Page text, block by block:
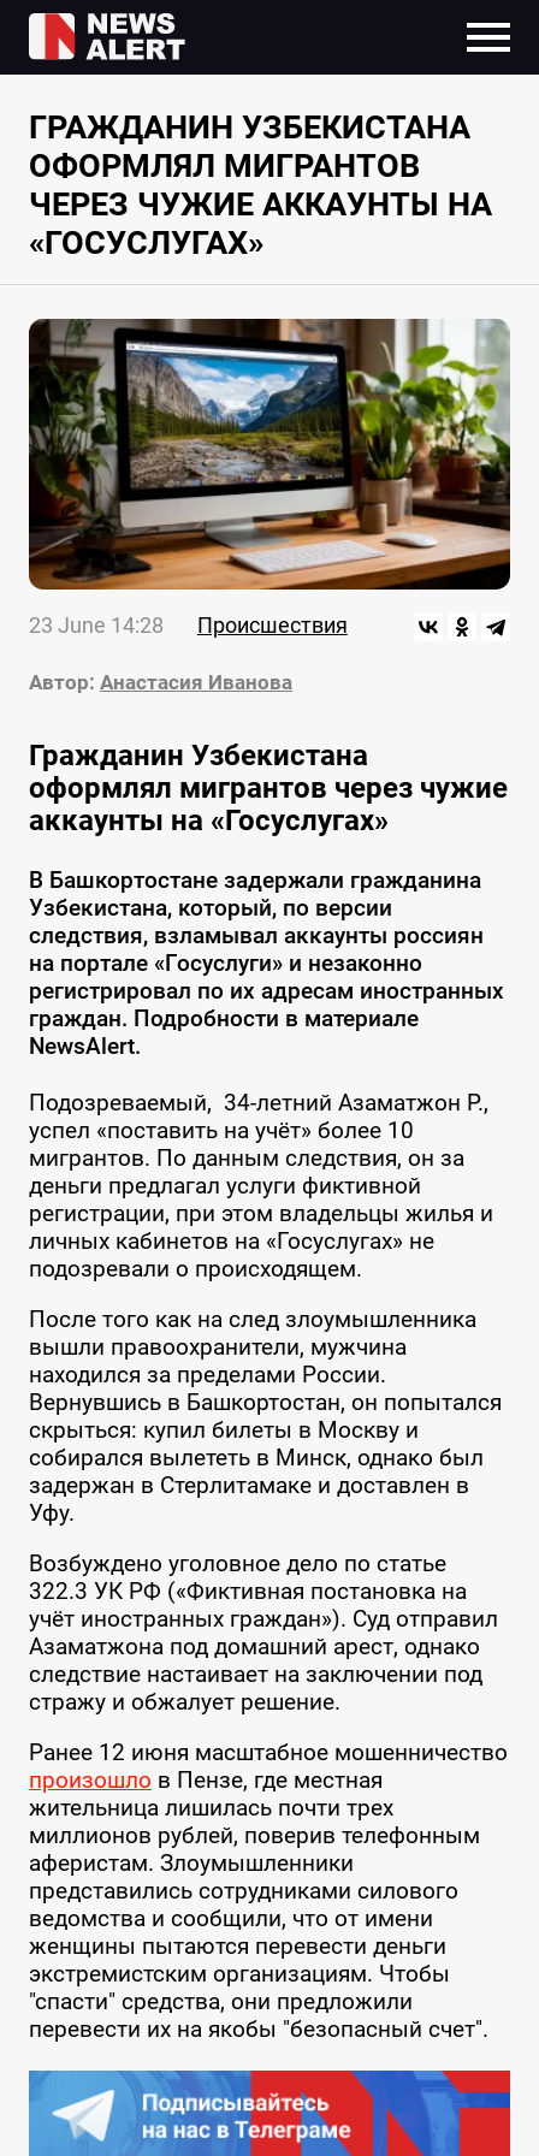
ГРАЖДАНИН УЗБЕКИСТАНА
ОФОРМЛЯЛ МИГРАНТОВ
ЧЕРЕЗ ЧУЖИЕ АККАУНТЫ НА
«ГОСУСЛУГАХ»
23 June 14:28 Происшествия
Автор: Анастасия Иванова
Гражданин Узбекистана
оформлял мигрантов через чужие
аккаунты на «Госуслугах»
В Башкортостане задержали гражданина
Узбекистана, который, по версии
следствия, взламывал аккаунты россиян
на портале «Госуслуги» и незаконно
регистрировал по их адресам иностранных
граждан. Подробности в материале
NewsAlert.
Подозреваемый, 34-летний Азаматжон Р.,
успел «поставить на учёт» более 10
мигрантов. По данным следствия, он за
деньги предлагал услуги фиктивной
регистрации, при этом владельцы жилья и
личных кабинетов на «Госуслугах» не
подозревали о происходящем.
После того как на след злоумышленника
вышли правоохранители, мужчина
находился за пределами России.
Вернувшись в Башкортостан, он попытался
скрыться: купил билеты в Москву и
собирался вылететь в Минск, однако был
задержан в Стерлитамаке и доставлен в
Уфу.
Возбуждено уголовное дело по статье
322.3 УК РФ («Фиктивная постановка на
учёт иностранных граждан»). Суд отправил
Азаматжона под домашний арест, однако
следствие настаивает на заключении под
стражу и обжалует решение.
Ранее 12 июня масштабное мошенничество
произошло в Пензе, где местная
жительница лишилась почти трех
миллионов рублей, поверив телефонным
аферистам. Злоумышленники
представились сотрудниками силового
ведомства и сообщили, что от имени
женщины пытаются перевести деньги
экстремистским организациям. Чтобы
"спасти" средства, они предложили
перевести их на якобы "безопасный счет".